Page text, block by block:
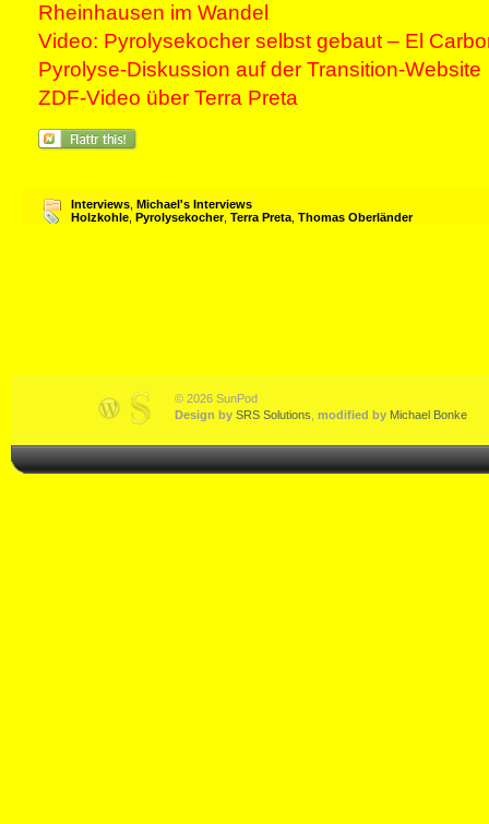
Rheinhausen im Wandel
Video: Pyrolysekocher selbst gebaut – El
Pyrolyse-Diskussion auf der Transition-Website
ZDF-Video über Terra Preta
Interviews Michael's Interviews
Holzkohle Pyrolysekocher, Terra Preta Thomas Oberländer
© 2026 SunPod
Design by SRS Solutions modified by Michael Bonke